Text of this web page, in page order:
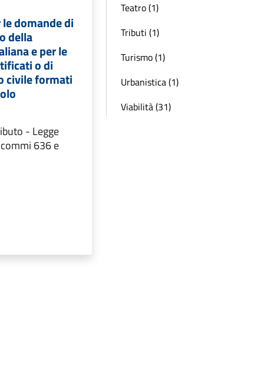
domande di
della
e per le
o di
civile formati
- Legge
636 e
Teatro (1)
Tributi (1)
Turismo (1)
Urbanistica (1)
Viabilità (31)